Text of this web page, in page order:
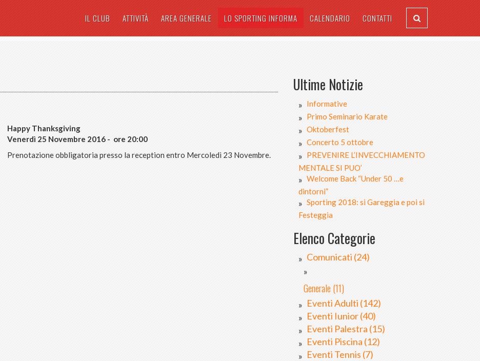
IL CLUB ATTIVITÀ AREA GENERALE LO SPORTING INFORMA CALENDARIO CONTATTI
Happy Thanksgiving
Venerdì 25 Novembre 2016 - ore 20:00
Prenotazione obbligatoria presso la reception entro Mercoledì 23 Novembre.
Ultime Notizie
Informative
Primo Seminario Karate
Oktoberfest
Concerto 5 ottobre
PREVENIRE L’INVECCHIAMENTO
MENTALE SI PUO’
Welcome Back “Under 50 …e
dintorni”
Sporting 2018: si Gareggia e poi si
Festeggia
Elenco Categorie
Comunicati (24)
Generale (11)
Eventi Adulti (142)
Eventi Iunior (40)
Eventi Palestra (15)
Eventi Piscina (12)
Eventi Tennis (7)